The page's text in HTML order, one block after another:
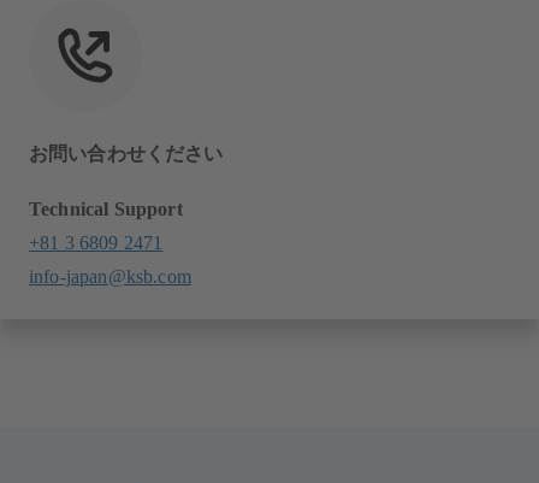
お問い合わせください
Technical Support
+81 3 6809 2471
info-japan@ksb.com